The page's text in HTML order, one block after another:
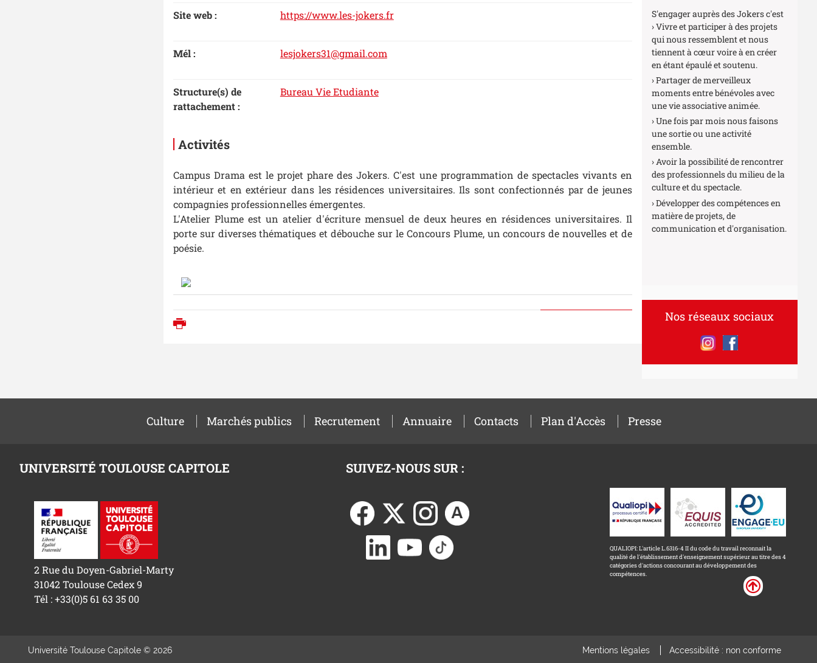
Site web : https://www.les-jokers.fr
Mél : lesjokers31@gmail.com
Structure(s) de
rattachement :
Bureau Vie Etudiante
Activités
Campus Drama est le projet phare des Jokers. C'est une programmation de spectacles vivants en
intérieur et en extérieur dans les résidences universitaires. Ils sont confectionnés par de jeunes
compagnies professionnelles émergentes.
L'Atelier Plume est un atelier d'écriture mensuel de deux heures en résidences universitaires. Il
porte sur diverses thématiques et débouche sur le Concours Plume, un concours de nouvelles et de
poésie.
S'engager auprès des Jokers c'est
Vivre et participer à des projets
qui nous ressemblent et nous
tiennent à cœur voire à en créer
en étant épaulé et soutenu.
Partager de merveilleux
moments entre bénévoles avec
une vie associative animée.
Une fois par mois nous faisons
une sortie ou une activité
ensemble.
Avoir la possibilité de rencontrer
des professionnels du milieu de la
culture et du spectacle.
Développer des compétences en
matière de projets, de
communication et d'organisation.
Nos réseaux sociaux
Culture Marchés publics Recrutement Annuaire Contacts Plan d'Accès Presse
UNIVERSITÉ TOULOUSE CAPITOLE
2 Rue du Doyen-Gabriel-Marty
31042 Toulouse Cedex 9
Tél : +33(0)5 61 63 35 00
SUIVEZ-NOUS SUR :
QUALIOPI: L'article L.6316-4 II du code du travail reconnait la
qualité de l'établissement d'enseignement supérieur au titre des 4
catégories d'actions concourant au développement des
compétences.
Université Toulouse Capitole © 2026 Mentions légales Accessibilité : non conforme